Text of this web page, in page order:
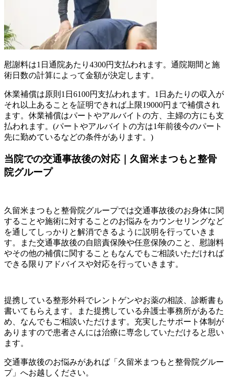
慰謝料は1日通院あたり4300円支払われます。通院期間と施
術日数の計算によって金額が決定します。
休業補償は原則1日6100円支払われます。1日あたりの収入が
それ以上あることを証明できれば上限19000円まで補償され
ます。休業補償はパートやアルバイトの方、主婦の方にも支
払われます。(パートやアルバイトの方は1年前後今のパート
先に勤めているなどの条件があります。)
当院での交通事故後の対応｜久留米まつもと整骨
院グループ
久留米まつもと整骨院グループでは交通事故後のお身体に関
することや施術に対することのお悩みをカウンセリングなど
を通してしっかりと解消できるように説明を行っていきま
す。また交通事故後の自賠責保険や任意保険のこと、慰謝料
やその他の補償に関することもなんでもご相談いただければ
できる限りアドバイスや対応を行っていきます。
提携している整形外科でレントゲンやお薬の相談、診断書も
書いてもらえます。また提携している弁護士事務所があるた
め、なんでもご相談いただけます。充実したサポート体制が
ありますので患者さんには治療に専念していただけると思い
ます。
交通事故後のお悩みがあれば「久留米まつもと整骨院グルー
プ」へお越しください。